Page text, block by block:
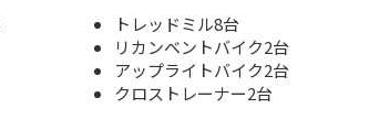
トレッドミル8台
リカンベントバイク2台
アップライトバイク2台
クロストレーナー2台